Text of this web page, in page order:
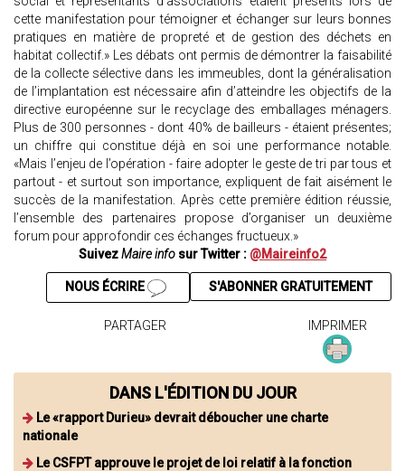
cette manifestation pour témoigner et échanger sur leurs bonnes
pratiques en matière de propreté et de gestion des déchets en
habitat collectif.» Les débats ont permis de démontrer la faisabilité
de la collecte sélective dans les immeubles, dont la généralisation
de l’implantation est nécessaire afin d’atteindre les objectifs de la
directive européenne sur le recyclage des emballages ménagers.
Plus de 300 personnes - dont 40% de bailleurs - étaient présentes;
un chiffre qui constitue déjà en soi une performance notable.
«Mais l’enjeu de l’opération - faire adopter le geste de tri par tous et
partout - et surtout son importance, expliquent de fait aisément le
succès de la manifestation. Après cette première édition réussie,
l’ensemble des partenaires propose d’organiser un deuxième
forum pour approfondir ces échanges fructueux.»
SuivezMaire info sur Twitter : @Maireinfo2
S'ABONNER GRATUITEMENT
NOUS ÉCRIRE
PARTAGER IMPRIMER
DANS L'ÉDITION DU JOUR
Le «rapport Durieu» devrait déboucher une charte
nationale
Le CSFPT approuve le projet de loi relatif à la fonction